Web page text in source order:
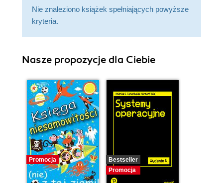
Nie znaleziono książek spełniających powyższe
kryteria.
Nasze propozycje dla Ciebie
Promocja
Bestseller
Promocja